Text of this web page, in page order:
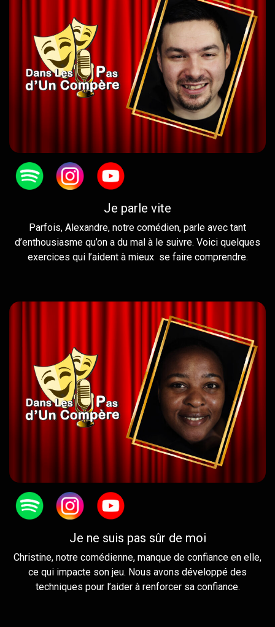
Je parle vite
Parfois, Alexandre, notre comédien, parle avec tant
d’enthousiasme qu’on a du mal à le suivre. Voici quelques
exercices qui l’aident à mieux se faire comprendre.
Je ne suis pas sûr de moi
Christine, notre comédienne, manque de confiance en elle,
ce qui impacte son jeu. Nous avons développé des
techniques pour l’aider à renforcer sa confiance.